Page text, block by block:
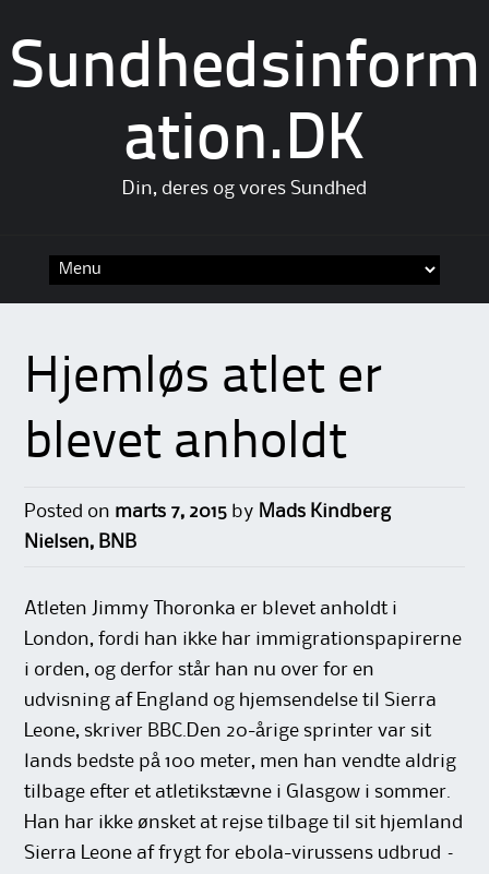
Sundhedsinform
ation.DK
Din, deres og vores Sundhed
Hjemløs atlet er
blevet anholdt
Posted on marts 7, 2015 by Mads Kindberg
Nielsen, BNB
Atleten Jimmy Thoronka er blevet anholdt i
London, fordi han ikke har immigrationspapirerne
i orden, og derfor står han nu over for en
udvisning af England og hjemsendelse til Sierra
Leone, skriver BBC.Den 20-årige sprinter var sit
lands bedste på 100 meter, men han vendte aldrig
tilbage efter et atletikstævne i Glasgow i sommer.
Han har ikke ønsket at rejse tilbage til sit hjemland
Sierra Leone af frygt for ebola-virussens udbrud –